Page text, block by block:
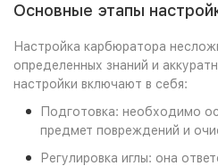
Основные этапы
Настройка карбюратора
определенных знаний и
настройки включают в себя:
Подготовка: необходимо
предмет повреждений и
Регулировка иглы: она